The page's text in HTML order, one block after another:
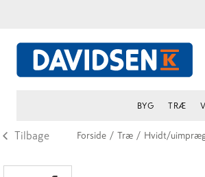
BYG TRÆ
Tilbage Forside / Træ / Hvidt/